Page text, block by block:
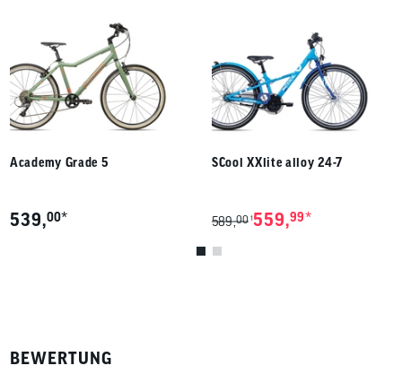
Academy Grade 5
539,00*
SCool XXlite alloy 24-7
589,00 1559,99*
BEWERTUNG